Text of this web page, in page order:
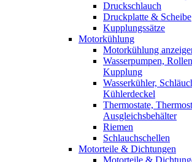
Druckschlauch
Druckplatte & Scheibe
Kupplungssätze
Motorkühlung
Motorkühlung
Wasserpumpen,
Kupplung
Wasserkühler,
Kühlerdeckel
Thermostate,
Ausgleichsbehälter
Riemen
Schlauchschellen
Motorteile & Dichtungen
Motorteile &